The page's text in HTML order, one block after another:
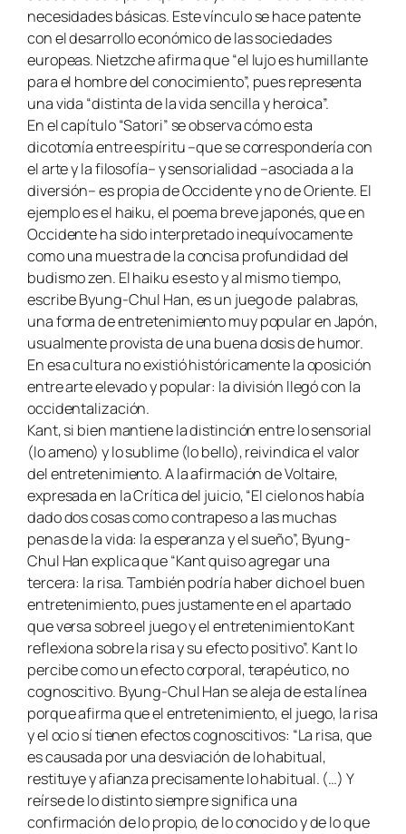
necesidades básicas. Este vínculo se hace patente
con el desarrollo económico de las sociedades
europeas. Nietzche afirma que “el lujo es humillante
para el hombre del conocimiento”, pues representa
una vida “distinta de la vida sencilla y heroica”.
En el capítulo “Satori” se observa cómo esta
dicotomía entre espíritu –que se correspondería con
el arte y la filosofía– y sensorialidad –asociada a la
diversión– es propia de Occidente y no de Oriente. El
ejemplo es el haiku, el poema breve japonés, que en
Occidente ha sido interpretado inequívocamente
como una muestra de la concisa profundidad del
budismo zen. El haiku es esto y al mismo tiempo,
escribe Byung-Chul Han, es un juego de palabras,
una forma de entretenimiento muy popular en Japón,
usualmente provista de una buena dosis de humor.
En esa cultura no existió históricamente la oposición
entre arte elevado y popular: la división llegó con la
occidentalización.
Kant, si bien mantiene la distinción entre lo sensorial
(lo ameno) y lo sublime (lo bello), reivindica el valor
del entretenimiento. A la afirmación de Voltaire,
expresada en la Crítica del juicio, “El cielo nos había
dado dos cosas como contrapeso a las muchas
penas de la vida: la esperanza y el sueño”, Byung-
Chul Han explica que “Kant quiso agregar una
tercera: la risa. También podría haber dicho el buen
entretenimiento, pues justamente en el apartado
que versa sobre el juego y el entretenimiento Kant
reflexiona sobre la risa y su efecto positivo”. Kant lo
percibe como un efecto corporal, terapéutico, no
cognoscitivo. Byung-Chul Han se aleja de esta línea
porque afirma que el entretenimiento, el juego, la risa
y el ocio sí tienen efectos cognoscitivos: “La risa, que
es causada por una desviación de lo habitual,
restituye y afianza precisamente lo habitual. (…) Y
reírse de lo distinto siempre significa una
confirmación de lo propio, de lo conocido y de lo que